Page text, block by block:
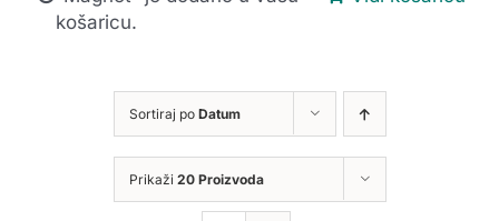
košaricu.
Sortiraj po Datum
Prikaži 20 Proizvoda